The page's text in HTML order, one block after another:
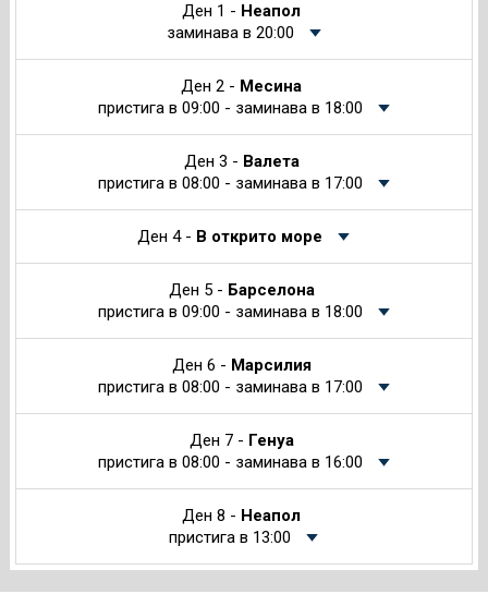
Ден 1 - Неапол
заминава в 20:00
Ден 2 - Месина
пристига в 09:00 - заминава в 18:00
Ден 3 - Валета
пристига в 08:00 - заминава в 17:00
Ден 4 - В открито море
Ден 5 - Барселона
пристига в 09:00 - заминава в 18:00
Ден 6 - Марсилия
пристига в 08:00 - заминава в 17:00
Ден 7 - Генуа
пристига в 08:00 - заминава в 16:00
Ден 8 - Неапол
пристига в 13:00